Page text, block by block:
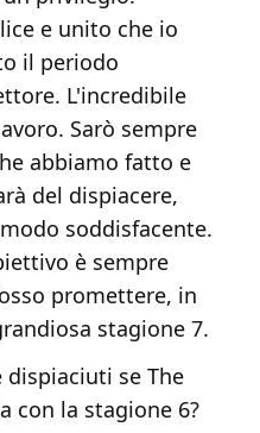
e unito che io
il periodo
L'incredibile
Sarò sempre
abbiamo fatto e
del dispiacere,
soddisfacente.
è sempre
promettere, in
stagione 7.
dispiaciuti se The
con la stagione 6?